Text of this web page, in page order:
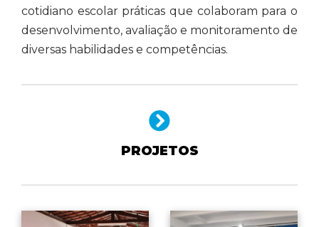
cotidiano escolar práticas que colaboram para o
desenvolvimento, avaliação e monitoramento de
diversas habilidades e competências.
PROJETOS